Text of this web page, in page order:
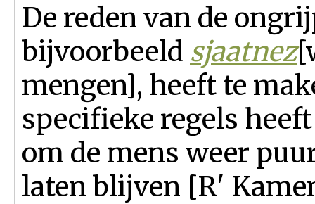
De reden van de
bijvoorbeeld sjaatnez
mengen], heeft te
specifieke regels
om de mens weer
laten blijven [R'